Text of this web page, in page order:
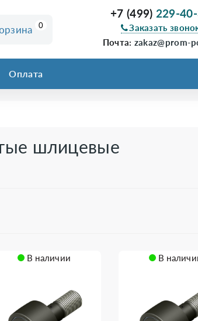
0
+7 (499) 229-
Заказать
Почта: zakaz@prom-
Оплата
шлицевые
В наличии В